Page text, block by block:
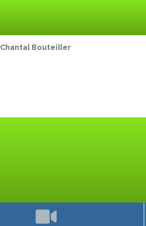
Chantal Bouteiller